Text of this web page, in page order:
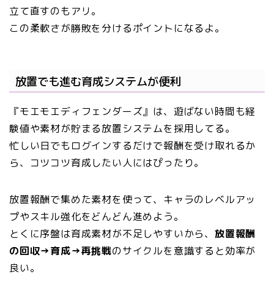
立て直すのもアリ。
この柔軟さが勝敗を分けるポイントになるよ。
放置でも進む育成システムが便利
『モエモエディフェンダーズ』は、遊ばない時間も経
験値や素材が貯まる放置システムを採用してる。
忙しい日でもログインするだけで報酬を受け取れるか
ら、コツコツ育成したい人にはぴったり。
放置報酬で集めた素材を使って、キャラのレベルアッ
プやスキル強化をどんどん進めよう。
とくに序盤は育成素材が不足しやすいから、放置報酬
の回収→育成→再挑戦のサイクルを意識すると効率が
良い。